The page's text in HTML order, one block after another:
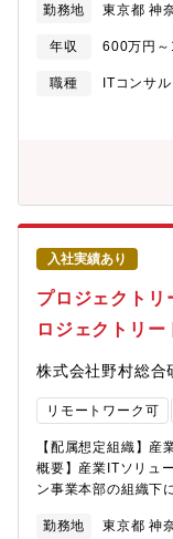
守)メントまで幅広
例＞大手通信キャリ
築、ECサイト構築
イト構築、基幹系シ
幹系製薬メーカー：
般ユーザーのタッチ
オンラインショップ
上流から担っていま
ースもあり、単なる
るパートナー」とし
役割】より多くのお
とで、当事業本部が
ていきたいと考えて
となっております。
など）を中心とした
入、活用支援をお任
収いただきながら、
くことを期待します
ェクトマネージャー
力を高めて事業を創
たさまざまなキャリ
勤務地 東京都 神
年収 600万円
職種
ITコンサ
入社実績あり
プロジェクトリ
ロジェクトリー
株式会社野村総合
リモートワーク可
【配属想定組織】
概要】産業ITソリュ
ン事業本部の組織下
タ分析基盤の構築や
勤務地 東京都 神